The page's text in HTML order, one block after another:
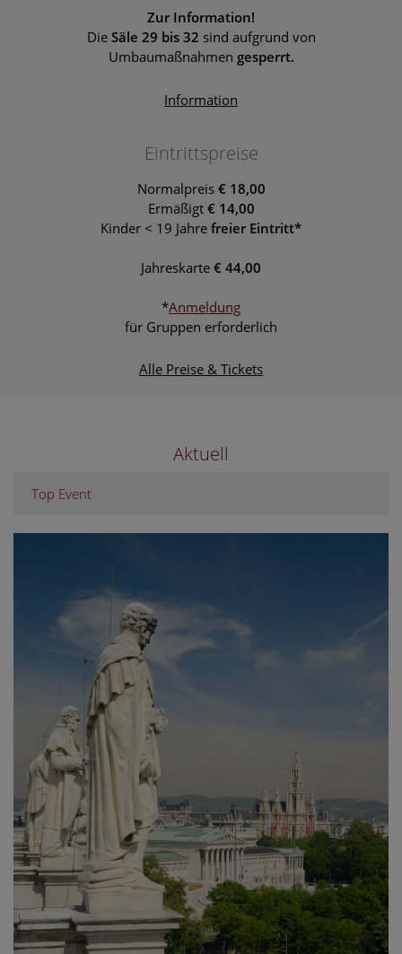
Zur Information!
Die Säle 29 bis 32 sind aufgrund von
Umbaumaßnahmen gesperrt.
Information
Eintrittspreise
Normalpreis € 18,00
Ermäßigt € 14,00
Kinder < 19 Jahre freier Eintritt*
Jahreskarte € 44,00
*Anmeldung
für Gruppen erforderlich
Alle Preise & Tickets
Aktuell
Top Event